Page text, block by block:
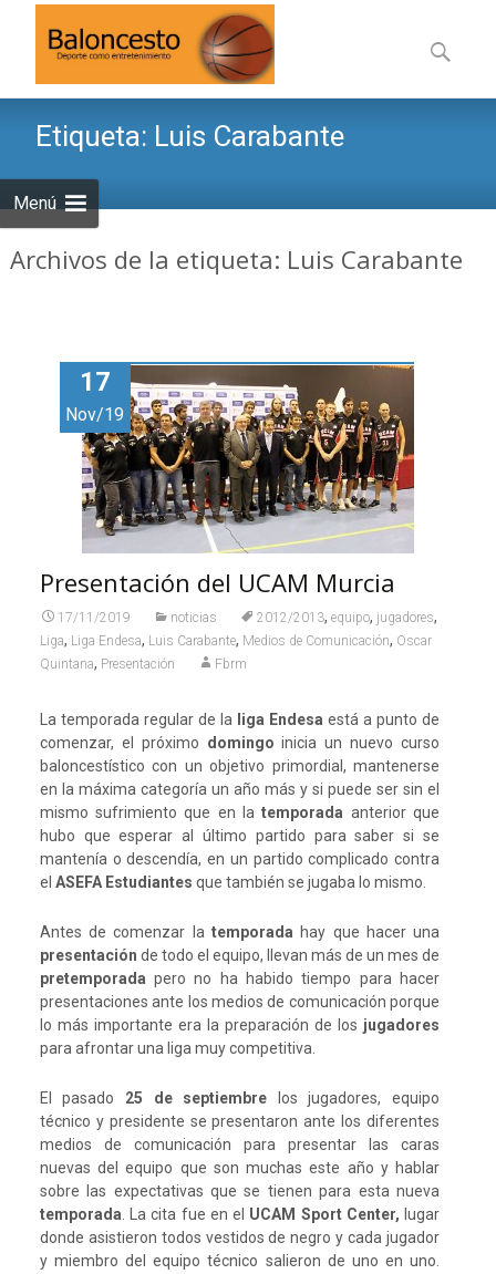
Menú
alBuscar:
Etiqueta: Luis Carabante
Archivos de la etiqueta: Luis Carabante
17
Nov/19
Presentación del UCAM Murcia
17/11/2019 noticias 2012/2013, equipo, jugadores,
Liga, Liga Endesa, Luis Carabante, Medios de Comunicación, Oscar
Quintana, Presentación Fbrm
La temporada regular de la liga Endesa está a punto de
comenzar, el próximo domingo inicia un nuevo curso
baloncestístico con un objetivo primordial, mantenerse
en la máxima categoría un año más y si puede ser sin el
mismo sufrimiento que en latemporada anterior que
hubo que esperar al último partido para saber si se
mantenía o descendía, en un partido complicado contra
el ASEFA Estudiantes que también se jugaba lo mismo.
Antes de comenzar la temporada hay que hacer una
presentación de todo el equipo, llevan más de un mes de
pretemporada pero no ha habido tiempo para hacer
presentaciones ante los medios de comunicación porque
lo más importante era la preparación de los jugadores
para afrontar una liga muy competitiva.
El pasado 25 de septiembre los jugadores, equipo
técnico y presidente se presentaron ante los diferentes
medios de comunicación para presentar las caras
nuevas del equipo que son muchas este año y hablar
sobre las expectativas que se tienen para esta nueva
temporada . La cita fue en el UCAM Sport Center, lugar
donde asistieron todos vestidos de negro y cada jugador
y miembro del equipo técnico salieron de uno en uno.